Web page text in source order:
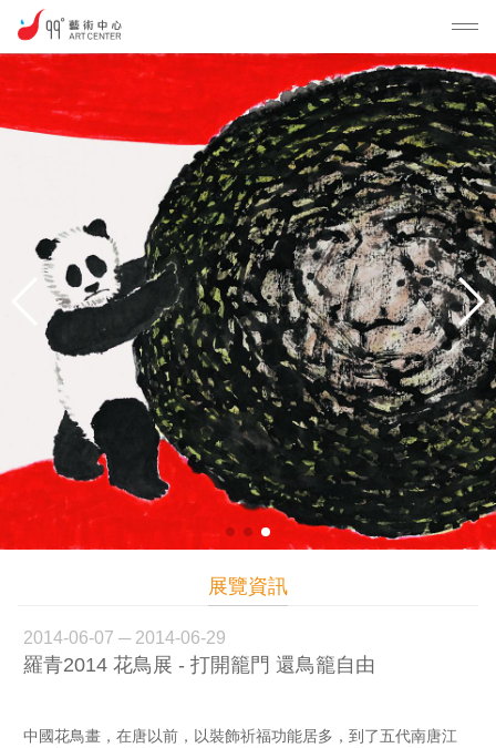
展覽資訊
2014-06-07 ─ 2014-06-29
羅青2014 花鳥展 - 打開籠門 還鳥籠自由
中國花鳥畫，在唐以前，以裝飾祈福功能居多，到了五代南唐江